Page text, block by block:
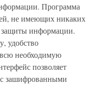
Программа
не имеющих никаких
защиты информации.
удобство
необходимую
позволяет
зашифрованными